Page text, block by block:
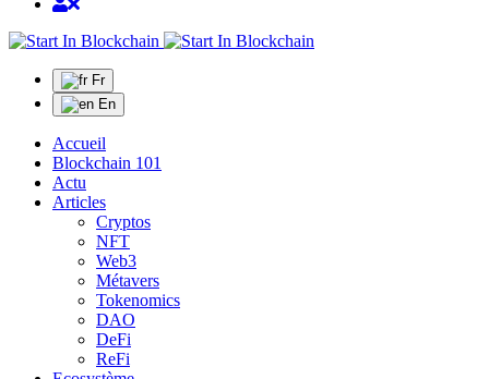
Fr
En
Accueil
Blockchain 101
Actu
Articles
Cryptos
NFT
Web3
Métavers
Tokenomics
DAO
DeFi
ReFi